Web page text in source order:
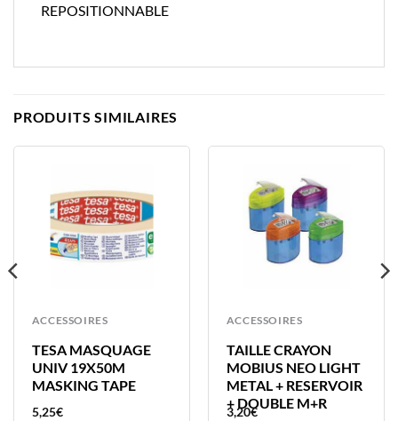
REPOSITIONNABLE
PRODUITS SIMILAIRES
ACCESSOIRES
TESA MASQUAGE
UNIV 19X50M
MASKING TAPE
5,25€
ACCESSOIRES
TAILLE CRAYON
MOBIUS NEO LIGHT
METAL + RESERVOIR
+ DOUBLE M+R
3,20€